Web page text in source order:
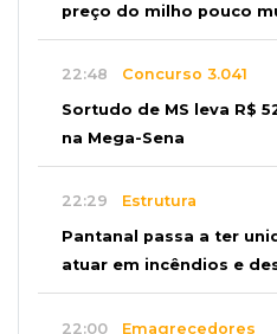
preço do milho pouco
22:48 Concurso 3.041
Sortudo de MS leva R$
na Mega-Sena
22:29 Estrutura
Pantanal passa a ter
atuar em incêndios e
22:00 Emagrecedores